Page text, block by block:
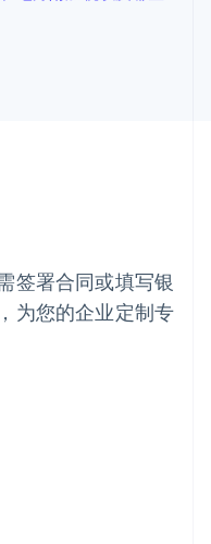
签署合同或填写银
为您的企业定制专